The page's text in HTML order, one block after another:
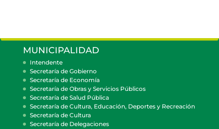
MUNICIPALIDAD
Intendente
Secretaría de Gobierno
Secretaría de Economía
Secretaría de Obras y Servicios Públicos
Secretaría de Salud Pública
Secretaría de Cultura, Educación, Deportes y Recreación
Secretaría de Cultura
Secretaría de Delegaciones